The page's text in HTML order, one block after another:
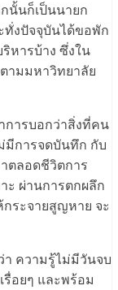
นั้นก็เป็นนายก
งปัจจุบันได้ขอพัก
หารบ้าง ซึ่งใน
ามมหาวิทยาลัย
ารบอกว่าสิ่งที่คน
มีการจดบันทึก กับ
ตลอดชีวิตการ
ะ ผ่านการตกผลึก
ระจายสูญหาย จะ
า ความรู้ไม่มีวันจบ
อยๆ และพร้อม